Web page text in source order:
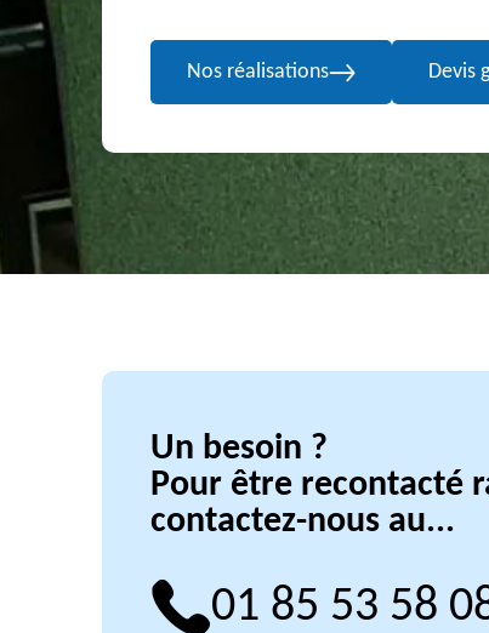
Nos réalisations Devis
Un besoin ?
Pour être recontacté
contactez-nous au...
01 85 53 58